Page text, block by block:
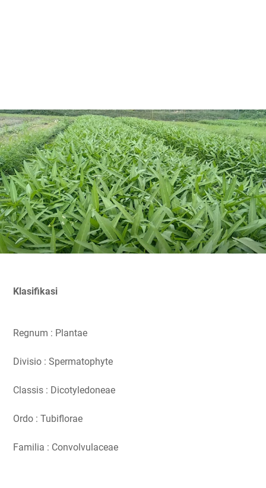
Klasifikasi
Regnum : Plantae
Divisio : Spermatophyte
Classis : Dicotyledoneae
Ordo : Tubiflorae
Familia : Convolvulaceae